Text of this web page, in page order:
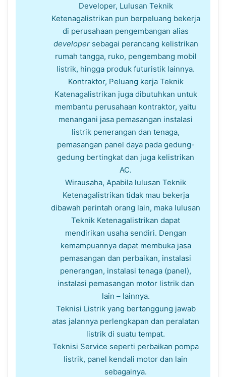
Developer, Lulusan Teknik
Ketenagalistrikan pun berpeluang bekerja
di perusahaan pengembangan alias
developersebagai perancang kelistrikan
rumah tangga, ruko, pengembang mobil
listrik, hingga produk futuristik lainnya.
Kontraktor, Peluang kerja Teknik
Katenagalistrikan juga dibutuhkan untuk
membantu perusahaan kontraktor, yaitu
menangani jasa pemasangan instalasi
listrik penerangan dan tenaga,
pemasangan panel daya pada gedung-
gedung bertingkat dan juga kelistrikan
AC.
Wirausaha, Apabila lulusan Teknik
Ketenagalistrikan tidak mau bekerja
dibawah perintah orang lain, maka lulusan
Teknik Ketenagalistrikan dapat
mendirikan usaha sendiri. Dengan
kemampuannya dapat membuka jasa
pemasangan dan perbaikan, instalasi
penerangan, instalasi tenaga (panel),
instalasi pemasangan motor listrik dan
lain – lainnya.
Teknisi Listrik yang bertanggung jawab
atas jalannya perlengkapan dan peralatan
listrik di suatu tempat.
Teknisi Service seperti perbaikan pompa
listrik, panel kendali motor dan lain
sebagainya.